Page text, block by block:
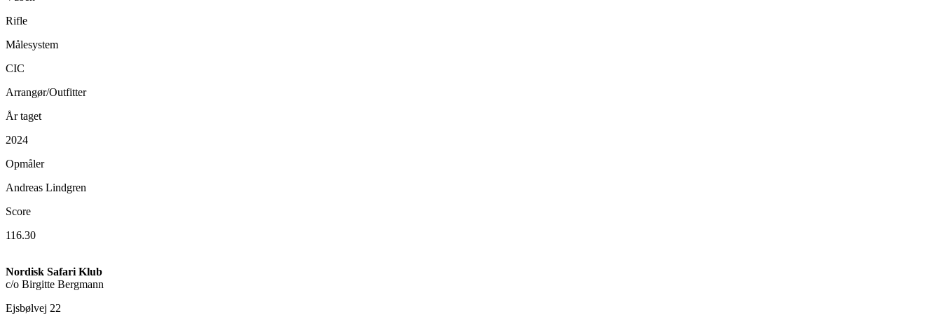
Rifle
Målesystem
CIC
Arrangør/Outfitter
År taget
2024
Opmåler
Andreas Lindgren
Score
116.30
Nordisk Safari Klub
c/o Birgitte Bergmann
Ejsbølvej 22